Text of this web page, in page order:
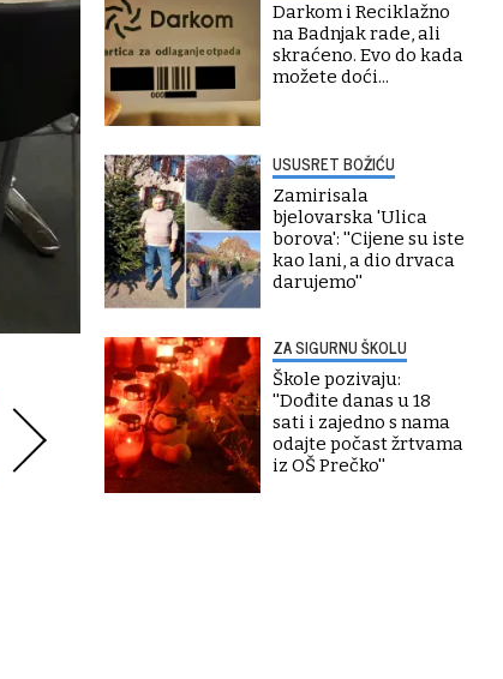
Darkom i Reciklažno
na Badnjak rade, ali
skraćeno. Evo do kada
možete doći...
USUSRET BOŽIĆU
Zamirisala
bjelovarska 'Ulica
borova': ''Cijene su iste
kao lani, a dio drvaca
darujemo''
ZA SIGURNU ŠKOLU
Škole pozivaju:
''Dođite danas u 18
sati i zajedno s nama
odajte počast žrtvama
iz OŠ Prečko''